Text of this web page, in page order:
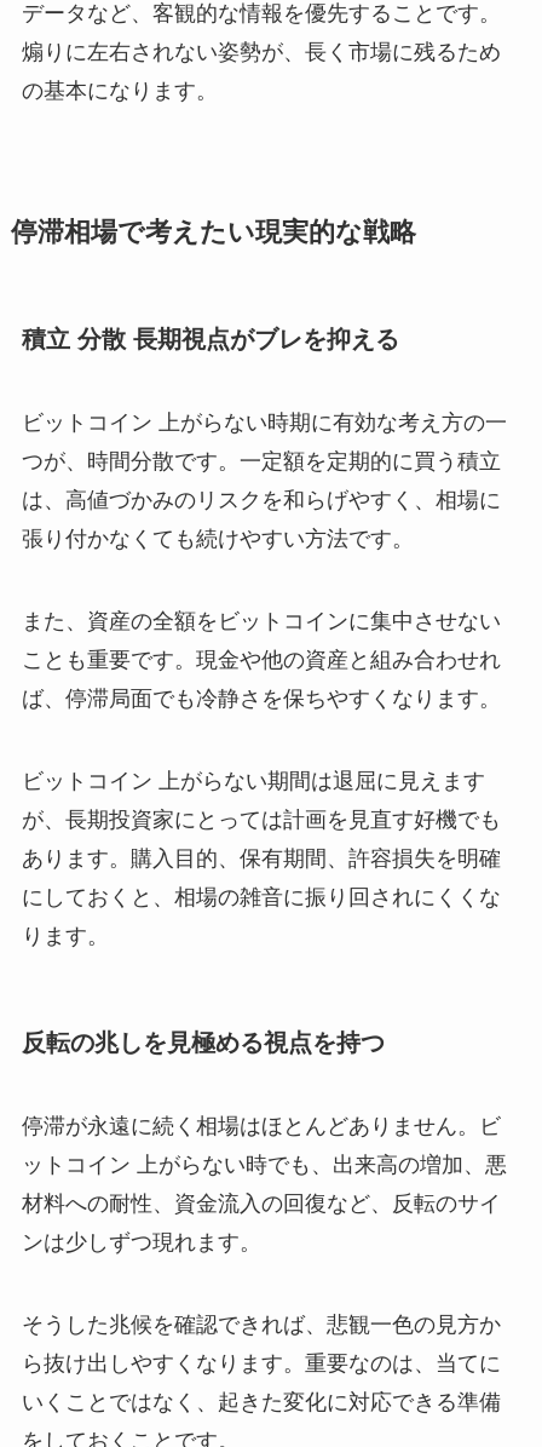
データなど、客観的な情報を優先することです。
煽りに左右されない姿勢が、長く市場に残るため
の基本になります。
停滞相場で考えたい現実的な戦略
積立 分散 長期視点がブレを抑える
ビットコイン 上がらない時期に有効な考え方の一
つが、時間分散です。一定額を定期的に買う積立
は、高値づかみのリスクを和らげやすく、相場に
張り付かなくても続けやすい方法です。
また、資産の全額をビットコインに集中させない
ことも重要です。現金や他の資産と組み合わせれ
ば、停滞局面でも冷静さを保ちやすくなります。
ビットコイン 上がらない期間は退屈に見えます
が、長期投資家にとっては計画を見直す好機でも
あります。購入目的、保有期間、許容損失を明確
にしておくと、相場の雑音に振り回されにくくな
ります。
反転の兆しを見極める視点を持つ
停滞が永遠に続く相場はほとんどありません。ビ
ットコイン 上がらない時でも、出来高の増加、悪
材料への耐性、資金流入の回復など、反転のサイ
ンは少しずつ現れます。
そうした兆候を確認できれば、悲観一色の見方か
ら抜け出しやすくなります。重要なのは、当てに
いくことではなく、起きた変化に対応できる準備
をしておくことです。